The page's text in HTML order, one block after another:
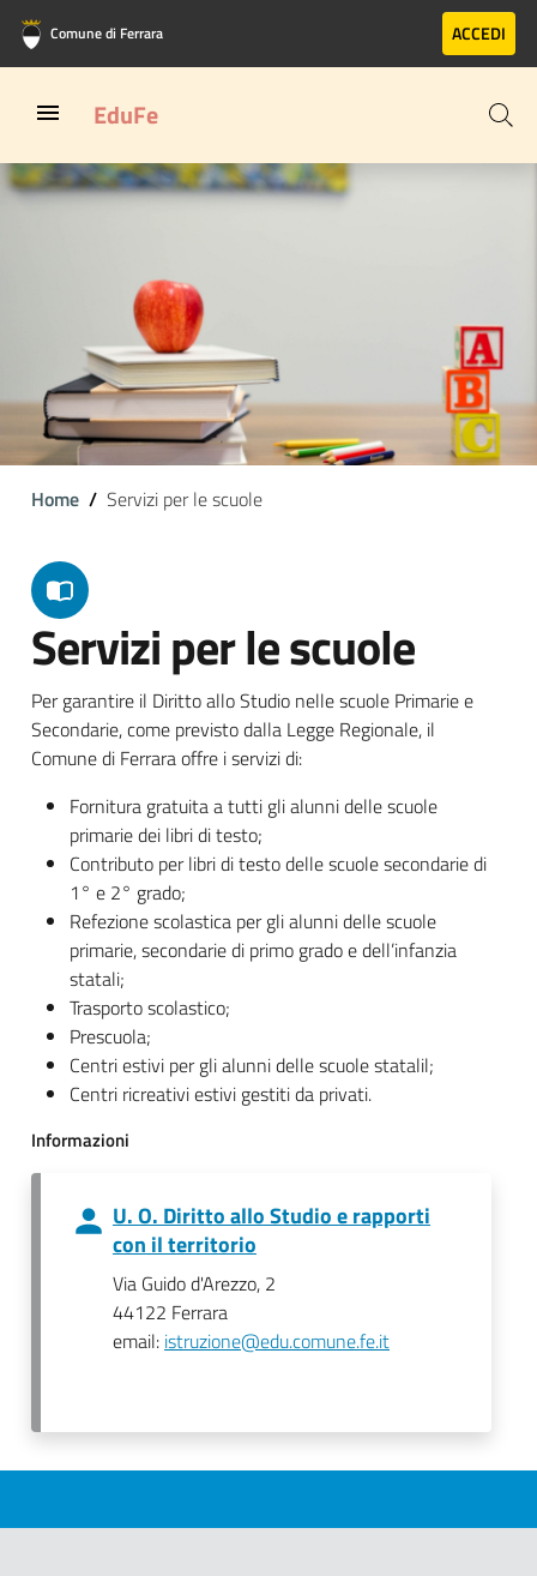
Vai al contenuto principale
Vai al footer
Comune di Ferrara ACCEDI
EduFe
Home Servizi per le scuole
Servizi per le scuole
Per garantire il Diritto allo Studio nelle scuole Primarie e
Secondarie, come previsto dalla Legge Regionale, il
Comune di Ferrara offre i servizi di:
Fornitura gratuita a tutti gli alunni delle scuole
primarie dei libri di testo;
Contributo per libri di testo delle scuole secondarie di
1° e 2° grado;
Refezione scolastica per gli alunni delle scuole
primarie, secondarie di primo grado e dell’infanzia
statali;
Trasporto scolastico;
Prescuola;
Centri estivi per gli alunni delle scuole statalil;
Centri ricreativi estivi gestiti da privati.
Informazioni
U. O. Diritto allo Studio e rapporti
con il territorio
Via Guido d'Arezzo, 2
44122 Ferrara
email: istruzione@edu.comune.fe.it